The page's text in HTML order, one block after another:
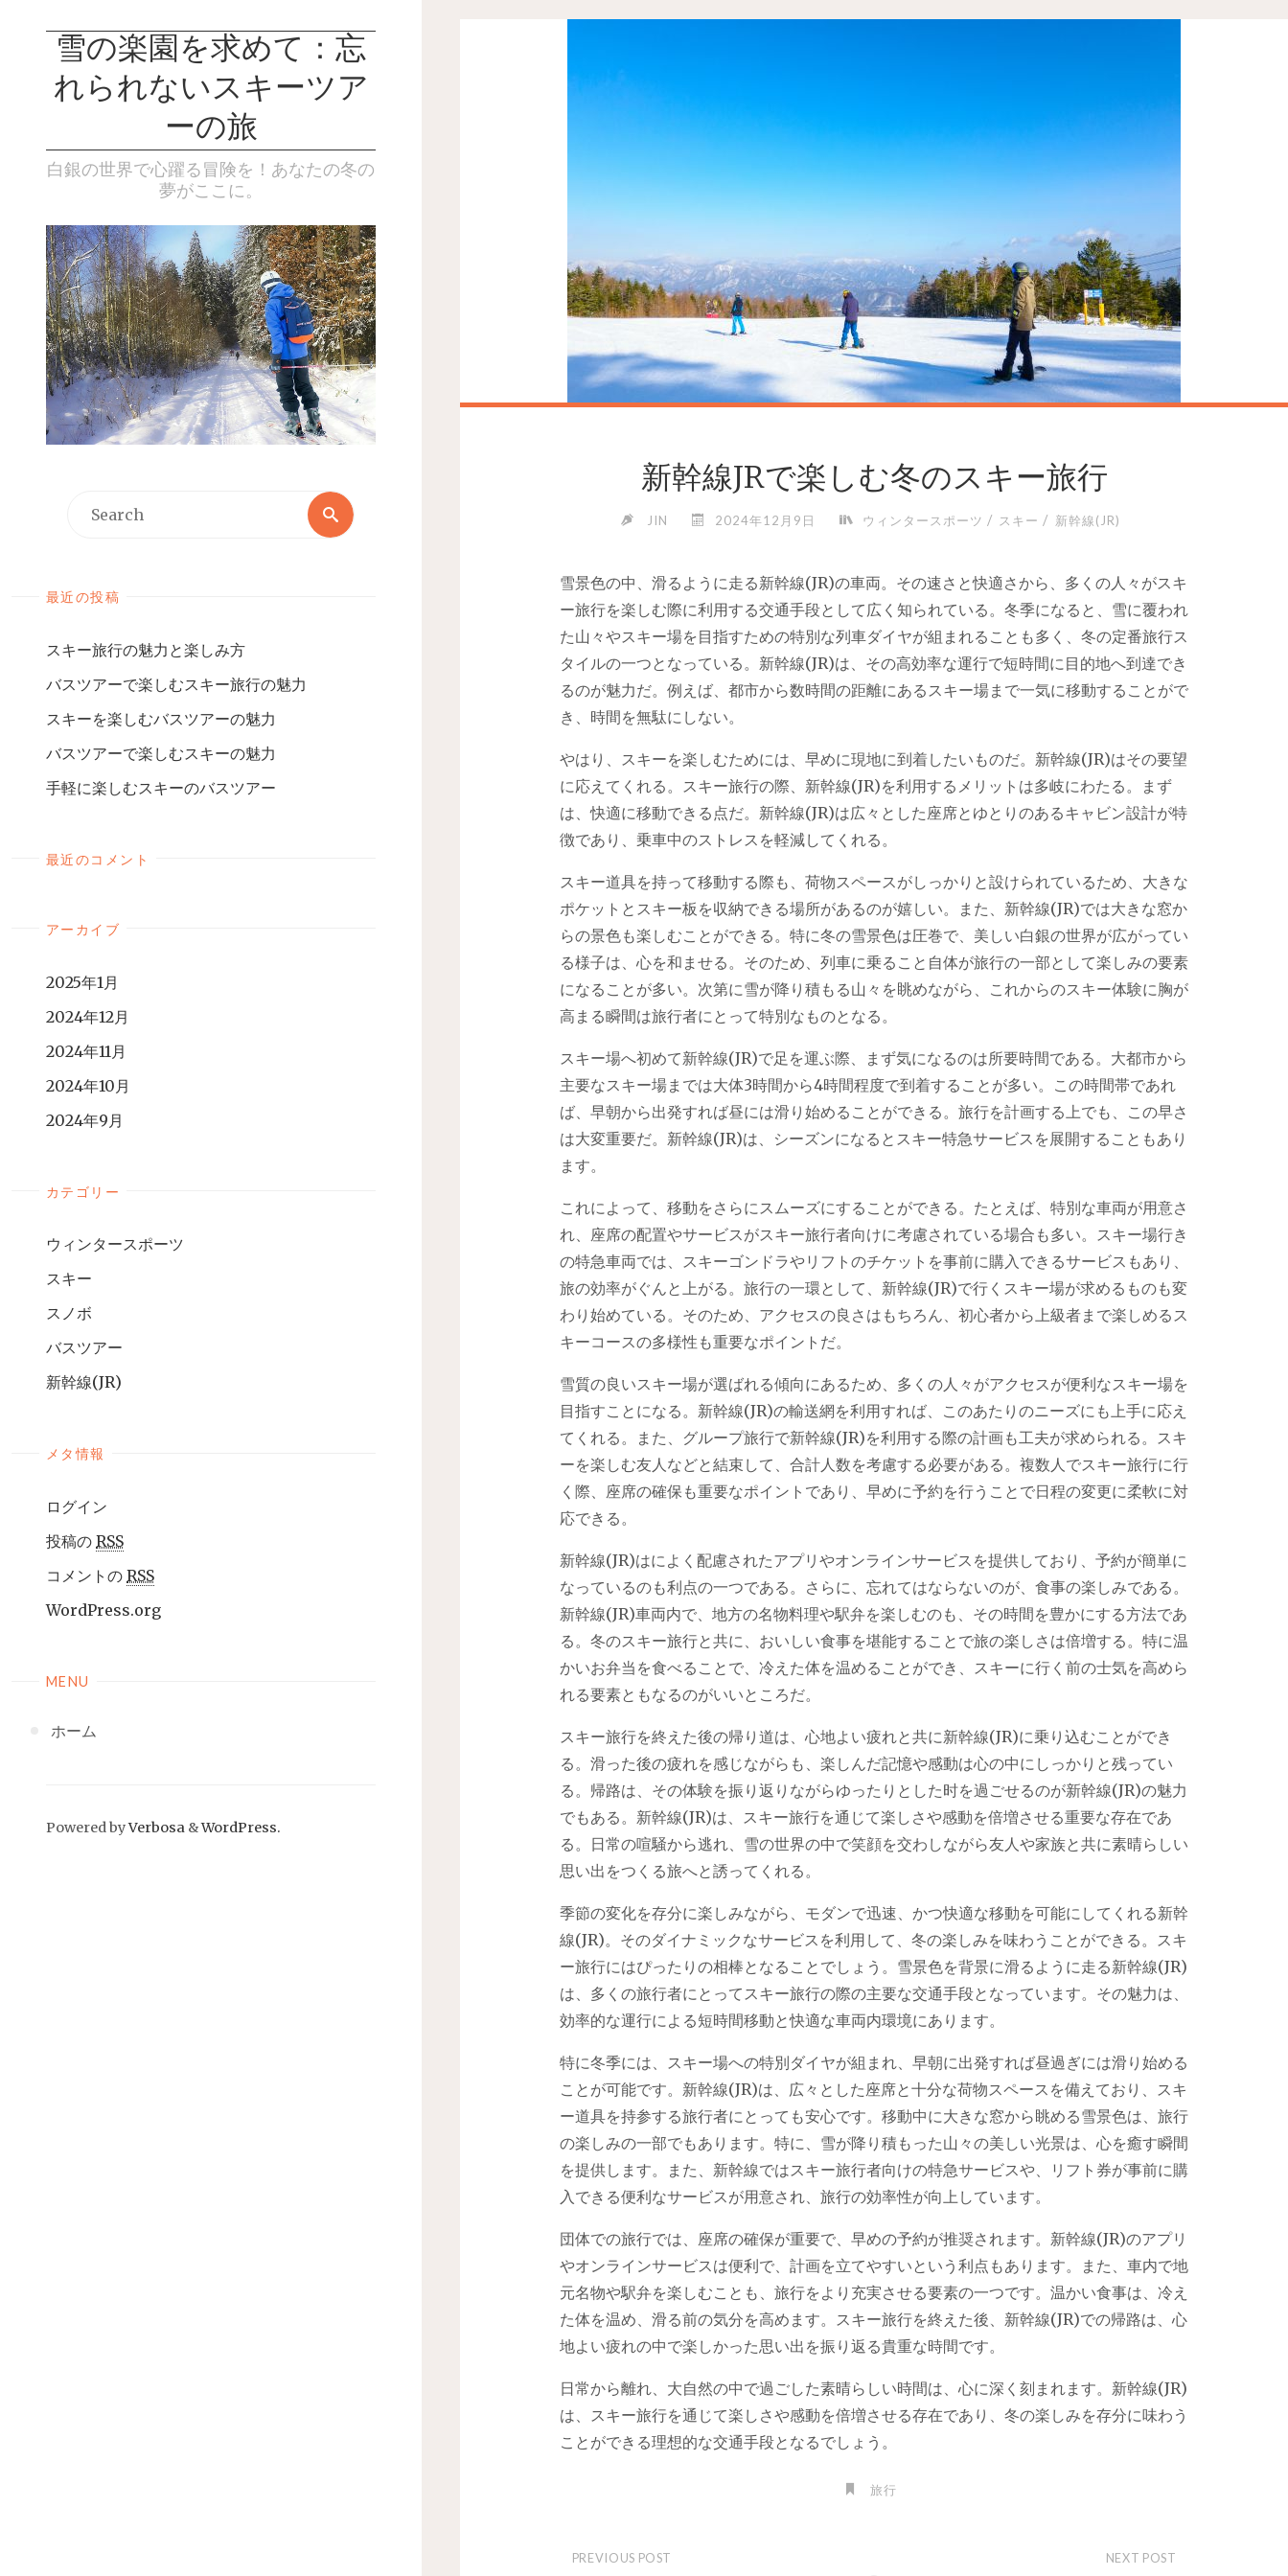
雪の楽園を求めて：忘
れられないスキーツア
ーの旅
白銀の世界で心躍る冒険を！あなたの冬の
夢がここに。
最近の投稿
スキー旅行の魅力と楽しみ方
バスツアーで楽しむスキー旅行の魅力
スキーを楽しむバスツアーの魅力
バスツアーで楽しむスキーの魅力
手軽に楽しむスキーのバスツアー
最近のコメント
アーカイブ
2025年1月
2024年12月
2024年11月
2024年10月
2024年9月
カテゴリー
ウィンタースポーツ
スキー
スノボ
バスツアー
新幹線(JR)
メタ情報
ログイン
投稿の RSS
コメントの RSS
WordPress.org
MENU
ホーム
Powered byVerbosa &WordPress.
新幹線JRで楽しむ冬のスキー旅行
JIN 2024年12月9日 ウィンタースポーツ / スキー / 新幹線(JR)
雪景色の中、滑るように走る新幹線(JR)の車両。 その速さと快適さから、多くの人々がスキ
ー旅行を楽しむ際に利用する交通手段として広く知られている。冬季になると、雪に覆われ
た山々やスキー場を目指すための特別な列車ダイヤが組まれることも多く、冬の定番旅行ス
タイルの一つとなっている。新幹線(JR)は、その高効率な運行で短時間に目的地へ到達でき
るのが魅力だ。例えば、都市から数時間の距離にあるスキー場まで一気に移動することがで
き、時間を無駄にしない。
やはり、スキーを楽しむためには、早めに現地に到着したいものだ。新幹線(JR)はその要望
に応えてくれる。スキー旅行の際、新幹線(JR)を利用するメリットは多岐にわたる。まず
は、快適に移動できる点だ。新幹線(JR)は広々とした座席とゆとりのあるキャビン設計が特
徴であり、乗車中のストレスを軽減してくれる。
スキー道具を持って移動する際も、荷物スペースがしっかりと設けられているため、大きな
ポケットとスキー板を収納できる場所があるのが嬉しい。また、新幹線(JR)では大きな窓か
らの景色も楽しむことができる。特に冬の雪景色は圧巻で、美しい白銀の世界が広がってい
る様子は、心を和ませる。そのため、列車に乗ること自体が旅行の一部として楽しみの要素
になることが多い。次第に雪が降り積もる山々を眺めながら、これからのスキー体験に胸が
高まる瞬間は旅行者にとって特別なものとなる。
スキー場へ初めて新幹線(JR)で足を運ぶ際、まず気になるのは所要時間である。大都市から
主要なスキー場までは大体3時間から4時間程度で到着することが多い。この時間帯であれ
ば、早朝から出発すれば昼には滑り始めることができる。旅行を計画する上でも、この早さ
は大変重要だ。新幹線(JR)は、シーズンになるとスキー特急サービスを展開することもあり
ます。
これによって、移動をさらにスムーズにすることができる。たとえば、特別な車両が用意さ
れ、座席の配置やサービスがスキー旅行者向けに考慮されている場合も多い。スキー場行き
の特急車両では、スキーゴンドラやリフトのチケットを事前に購入できるサービスもあり、
旅の効率がぐんと上がる。旅行の一環として、新幹線(JR)で行くスキー場が求めるものも変
わり始めている。そのため、アクセスの良さはもちろん、初心者から上級者まで楽しめるス
キーコースの多様性も重要なポイントだ。
雪質の良いスキー場が選ばれる傾向にあるため、多くの人々がアクセスが便利なスキー場を
目指すことになる。新幹線(JR)の輸送網を利用すれば、このあたりのニーズにも上手に応え
てくれる。また、グループ旅行で新幹線(JR)を利用する際の計画も工夫が求められる。スキ
ーを楽しむ友人などと結束して、合計人数を考慮する必要がある。複数人でスキー旅行に行
く際、座席の確保も重要なポイントであり、早めに予約を行うことで日程の変更に柔軟に対
応できる。
新幹線(JR)はによく配慮されたアプリやオンラインサービスを提供しており、予約が簡単に
なっているのも利点の一つである。さらに、忘れてはならないのが、食事の楽しみである。
新幹線(JR)車両内で、地方の名物料理や駅弁を楽しむのも、その時間を豊かにする方法であ
る。冬のスキー旅行と共に、おいしい食事を堪能することで旅の楽しさは倍増する。特に温
かいお弁当を食べることで、冷えた体を温めることができ、スキーに行く前の士気を高めら
れる要素ともなるのがいいところだ。
スキー旅行を終えた後の帰り道は、心地よい疲れと共に新幹線(JR)に乗り込むことができ
る。滑った後の疲れを感じながらも、楽しんだ記憶や感動は心の中にしっかりと残ってい
る。帰路は、その体験を振り返りながらゆったりとした时を過ごせるのが新幹線(JR)の魅力
でもある。新幹線(JR)は、スキー旅行を通じて楽しさや感動を倍増させる重要な存在であ
る。日常の喧騒から逃れ、雪の世界の中で笑顔を交わしながら友人や家族と共に素晴らしい
思い出をつくる旅へと誘ってくれる。
季節の変化を存分に楽しみながら、モダンで迅速、かつ快適な移動を可能にしてくれる新幹
線(JR)。そのダイナミックなサービスを利用して、冬の楽しみを味わうことができる。スキ
ー旅行にはぴったりの相棒となることでしょう。雪景色を背景に滑るように走る新幹線(JR)
は、多くの旅行者にとってスキー旅行の際の主要な交通手段となっています。その魅力は、
効率的な運行による短時間移動と快適な車両内環境にあります。
特に冬季には、スキー場への特別ダイヤが組まれ、早朝に出発すれば昼過ぎには滑り始める
ことが可能です。新幹線(JR)は、広々とした座席と十分な荷物スペースを備えており、スキ
ー道具を持参する旅行者にとっても安心です。移動中に大きな窓から眺める雪景色は、旅行
の楽しみの一部でもあります。特に、雪が降り積もった山々の美しい光景は、心を癒す瞬間
を提供します。また、新幹線ではスキー旅行者向けの特急サービスや、リフト券が事前に購
入できる便利なサービスが用意され、旅行の効率性が向上しています。
団体での旅行では、座席の確保が重要で、早めの予約が推奨されます。新幹線(JR)のアプリ
やオンラインサービスは便利で、計画を立てやすいという利点もあります。また、車内で地
元名物や駅弁を楽しむことも、旅行をより充実させる要素の一つです。温かい食事は、冷え
た体を温め、滑る前の気分を高めます。スキー旅行を終えた後、新幹線(JR)での帰路は、心
地よい疲れの中で楽しかった思い出を振り返る貴重な時間です。
日常から離れ、大自然の中で過ごした素晴らしい時間は、心に深く刻まれます。新幹線(JR)
は、スキー旅行を通じて楽しさや感動を倍増させる存在であり、冬の楽しみを存分に味わう
ことができる理想的な交通手段となるでしょう。
旅行
PREVIOUS POST NEXT POST